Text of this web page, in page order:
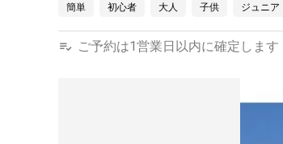
簡単 初心者 大人 子供 ジュニア
ご予約は1営業日以内に確定します